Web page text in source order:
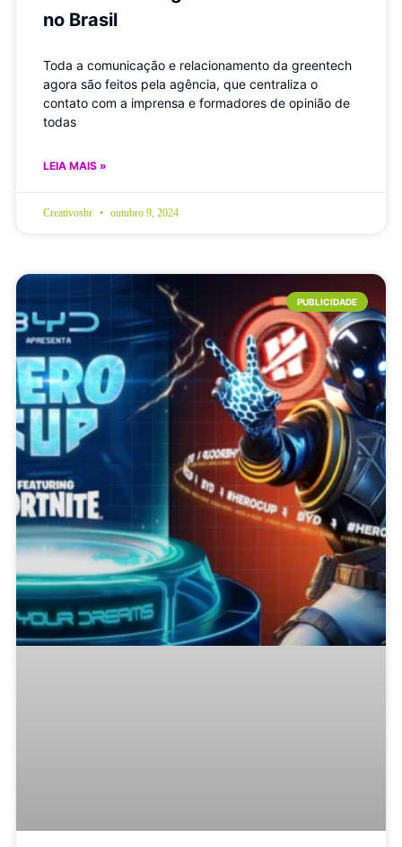
no Brasil
Toda a comunicação e relacionamento da greentech
agora são feitos pela agência, que centraliza o
contato com a imprensa e formadores de opinião de
todas
LEIA MAIS »
Creativosbr outubro 9, 2024
PUBLICIDADE